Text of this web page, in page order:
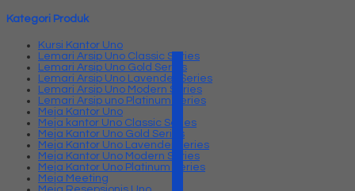
Kategori Produk
Kursi Kantor Uno
Lemari Arsip Uno Classic Series
Lemari Arsip Uno Gold Series
Lemari Arsip Uno Lavender Series
Lemari Arsip Uno Modern Series
Lemari Arsip uno Platinum Series
Meja Kantor Uno
Meja kantor Uno Classic Series
Meja Kantor Uno Gold Series
Meja Kantor Uno Lavender series
Meja Kantor Uno Modern Series
Meja Kantor Uno Platinum Series
Meja Meeting